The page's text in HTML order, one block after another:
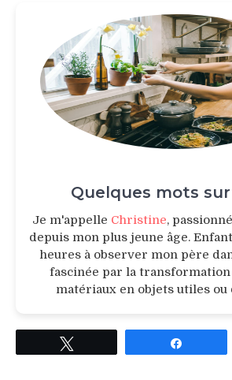
Quelques mots
Je m'appelle Christine,
depuis mon plus jeune âge.
heures à observer mon père
fascinée par la
matériaux en objets utiles ou